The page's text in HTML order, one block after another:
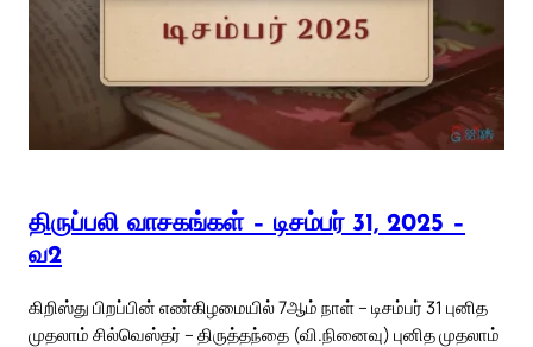
திருப்பலி வாசகங்கள் – டிசம்பர் 31, 2025 –
வ2
கிறிஸ்து பிறப்பின் எண்கிழமையில் 7ஆம் நாள் – டிசம்பர் 31 புனித
முதலாம் சில்வெஸ்தர் – திருத்தந்தை (வி.நினைவு) புனித முதலாம்